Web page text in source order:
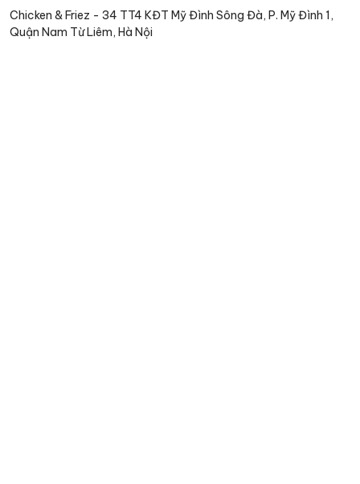
Chicken & Friez - 34 TT4 KĐT Mỹ Đình Sông Đà, P. Mỹ Đình 1,
Quận Nam Từ Liêm, Hà Nội